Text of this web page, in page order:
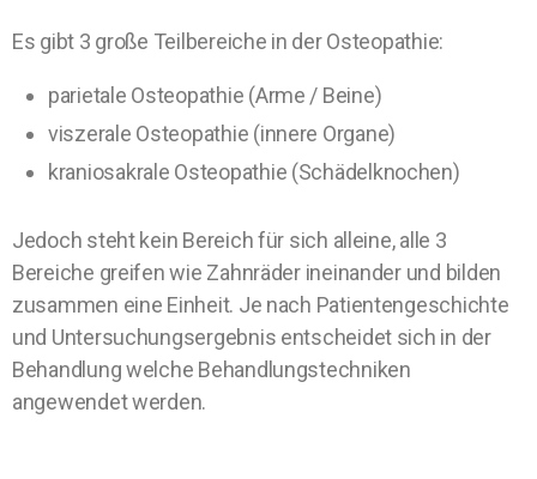
Es gibt 3 große Teilbereiche in der Osteopathie:
parietale Osteopathie (Arme / Beine)
viszerale Osteopathie (innere Organe)
kraniosakrale Osteopathie (Schädelknochen)
Jedoch steht kein Bereich für sich alleine, alle 3
Bereiche greifen wie Zahnräder ineinander und bilden
zusammen eine Einheit. Je nach Patientengeschichte
und Untersuchungsergebnis entscheidet sich in der
Behandlung welche Behandlungstechniken
angewendet werden.